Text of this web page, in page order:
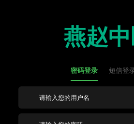
燕赵
密码登录 短信登